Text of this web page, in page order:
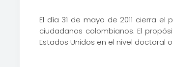
El día 31 de mayo de 2011 cierra
ciudadanos colombianos. El
Estados Unidos en el nivel doctoral